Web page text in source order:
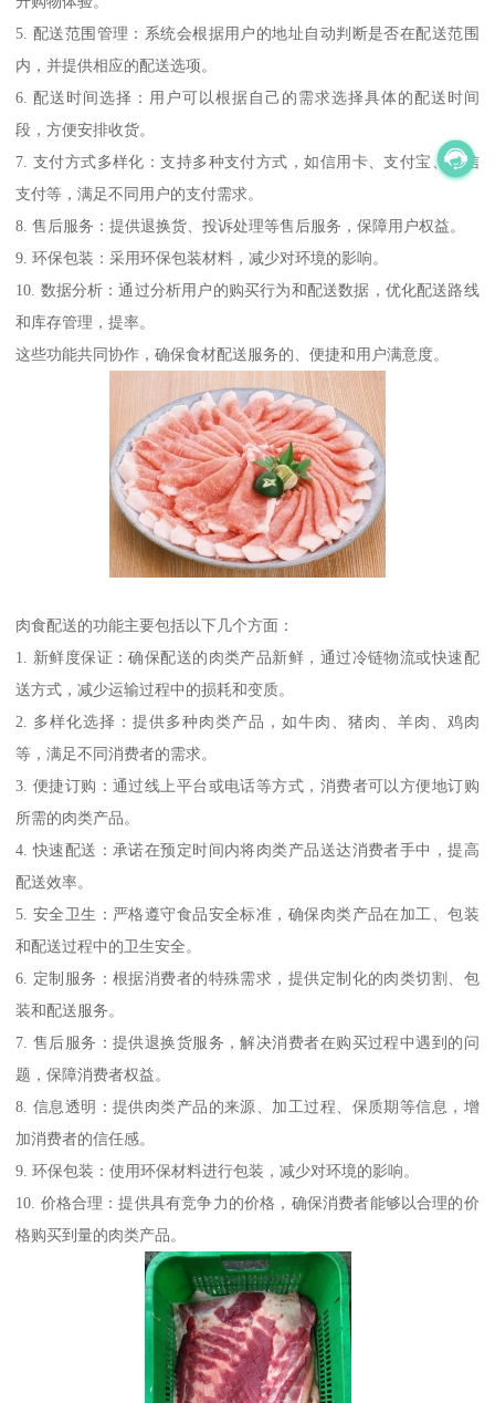
5. 配送范围管理：系统会根据用户的地址自动判断是否在配送范围
内，并提供相应的配送选项。
6. 配送时间选择：用户可以根据自己的需求选择具体的配送时间
段，方便安排收货。
7. 支付方式多样化：支持多种支付方式，如信用卡、支付宝、微信
支付等，满足不同用户的支付需求。
8. 售后服务：提供退换货、投诉处理等售后服务，保障用户权益。
9. 环保包装：采用环保包装材料，减少对环境的影响。
10. 数据分析：通过分析用户的购买行为和配送数据，优化配送路线
和库存管理，提率。
这些功能共同协作，确保食材配送服务的、便捷和用户满意度。
肉食配送的功能主要包括以下几个方面：
1. 新鲜度保证：确保配送的肉类产品新鲜，通过冷链物流或快速配
送方式，减少运输过程中的损耗和变质。
2. 多样化选择：提供多种肉类产品，如牛肉、猪肉、羊肉、鸡肉
等，满足不同消费者的需求。
3. 便捷订购：通过线上平台或电话等方式，消费者可以方便地订购
所需的肉类产品。
4. 快速配送：承诺在预定时间内将肉类产品送达消费者手中，提高
配送效率。
5. 安全卫生：严格遵守食品安全标准，确保肉类产品在加工、包装
和配送过程中的卫生安全。
6. 定制服务：根据消费者的特殊需求，提供定制化的肉类切割、包
装和配送服务。
7. 售后服务：提供退换货服务，解决消费者在购买过程中遇到的问
题，保障消费者权益。
8. 信息透明：提供肉类产品的来源、加工过程、保质期等信息，增
加消费者的信任感。
9. 环保包装：使用环保材料进行包装，减少对环境的影响。
10. 价格合理：提供具有竞争力的价格，确保消费者能够以合理的价
格购买到量的肉类产品。